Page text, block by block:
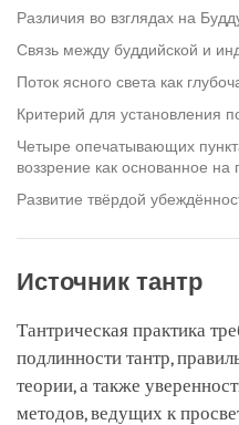
Различия во взглядах на
Связь между буддийской и
Поток ясного света как
Критерий для установления
Четыре опечатывающих
воззрение как основанное
Развитие твёрдой
Источник тантр
Тантрическая практика
подлинности тантр,
теории, а также
методов, ведущих к